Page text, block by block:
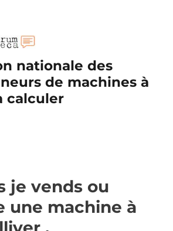
nationale des
de machines à
calculer
je vends ou
une machine à